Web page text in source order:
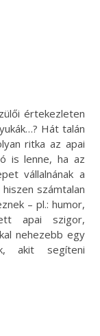
értekezleten
Hát talán
ritka az apai
is lenne, ha az
vállalnának a
számtalan
– pl.: humor,
apai szigor,
nehezebb egy
akit segíteni